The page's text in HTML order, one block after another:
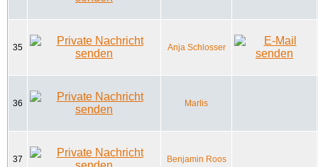
35 Anja Schlosser
36 Marlis
37 Benjamin Roos